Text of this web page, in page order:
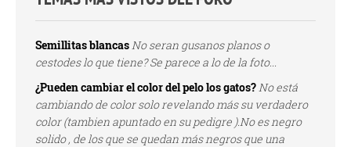
Semillitas blancasNo seran gusanos planos o
cestodes lo que tiene? Se parece a lo de la foto...
¿Pueden cambiar el color del pelo los gatos?No está
cambiando de color solo revelando más su verdadero
color (tambien apuntado en su pedigre ).No es negro
solido , de los que se quedan más negros que una